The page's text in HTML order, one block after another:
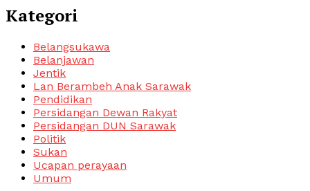
Kategori
Belangsukawa
Belanjawan
Jentik
Lan Berambeh Anak Sarawak
Pendidikan
Persidangan Dewan Rakyat
Persidangan DUN Sarawak
Politik
Sukan
Ucapan perayaan
Umum